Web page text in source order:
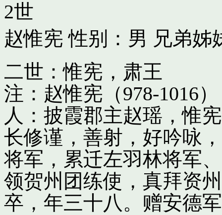
2世
赵惟宪 性别：男 兄弟姊
二世：惟宪，肃王
注：赵惟宪（978-1016
人：披霞郡主赵瑶，惟
长修谨，善射，好吟咏
将军，累迁左羽林将军
领贺州团练使，真拜资
卒，年三十八。赠安德